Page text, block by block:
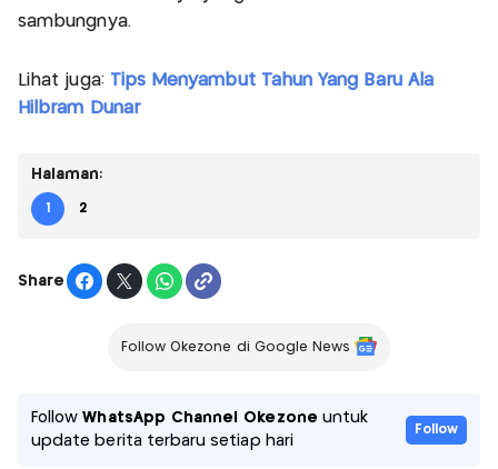
sambungnya.
Lihat juga: Tips Menyambut Tahun Yang Baru Ala
Hilbram Dunar
Halaman:
1 2
Share
Follow Okezone di Google News
FollowWhatsApp Channel Okezone untuk
update berita terbaru setiap hari
Follow